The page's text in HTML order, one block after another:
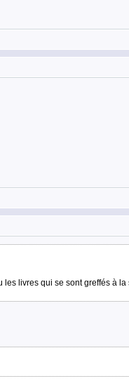
livres qui se sont greffés à